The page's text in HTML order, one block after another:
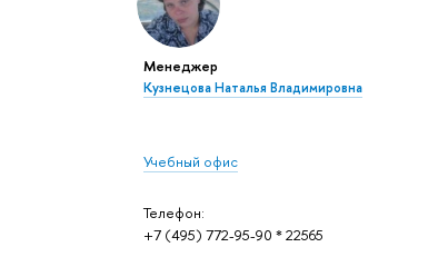
Менеджер
Кузнецова Наталья Владимировна
Учебный офис
Телефон:
+7 (495) 772-95-90 * 22565